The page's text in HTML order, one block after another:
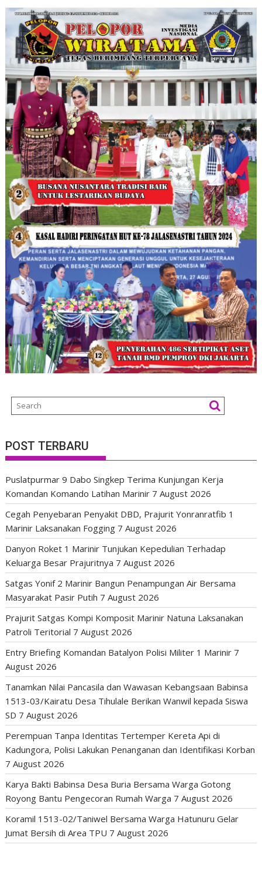
POST TERBARU
Puslatpurmar 9 Dabo Singkep Terima Kunjungan Kerja
Komandan Komando Latihan Marinir 7 August 2026
Cegah Penyebaran Penyakit DBD, Prajurit Yonranratfib 1
Marinir Laksanakan Fogging 7 August 2026
Danyon Roket 1 Marinir Tunjukan Kepedulian Terhadap
Keluarga Besar Prajuritnya 7 August 2026
Satgas Yonif 2 Marinir Bangun Penampungan Air Bersama
Masyarakat Pasir Putih 7 August 2026
Prajurit Satgas Kompi Komposit Marinir Natuna Laksanakan
Patroli Teritorial 7 August 2026
Entry Briefing Komandan Batalyon Polisi Militer 1 Marinir 7
August 2026
Tanamkan Nilai Pancasila dan Wawasan Kebangsaan Babinsa
1513-03/Kairatu Desa Tihulale Berikan Wanwil kepada Siswa
SD 7 August 2026
Perempuan Tanpa Identitas Tertemper Kereta Api di
Kadungora, Polisi Lakukan Penanganan dan Identifikasi Korban
7 August 2026
Karya Bakti Babinsa Desa Buria Bersama Warga Gotong
Royong Bantu Pengecoran Rumah Warga 7 August 2026
Koramil 1513-02/Taniwel Bersama Warga Hatunuru Gelar
Jumat Bersih di Area TPU 7 August 2026